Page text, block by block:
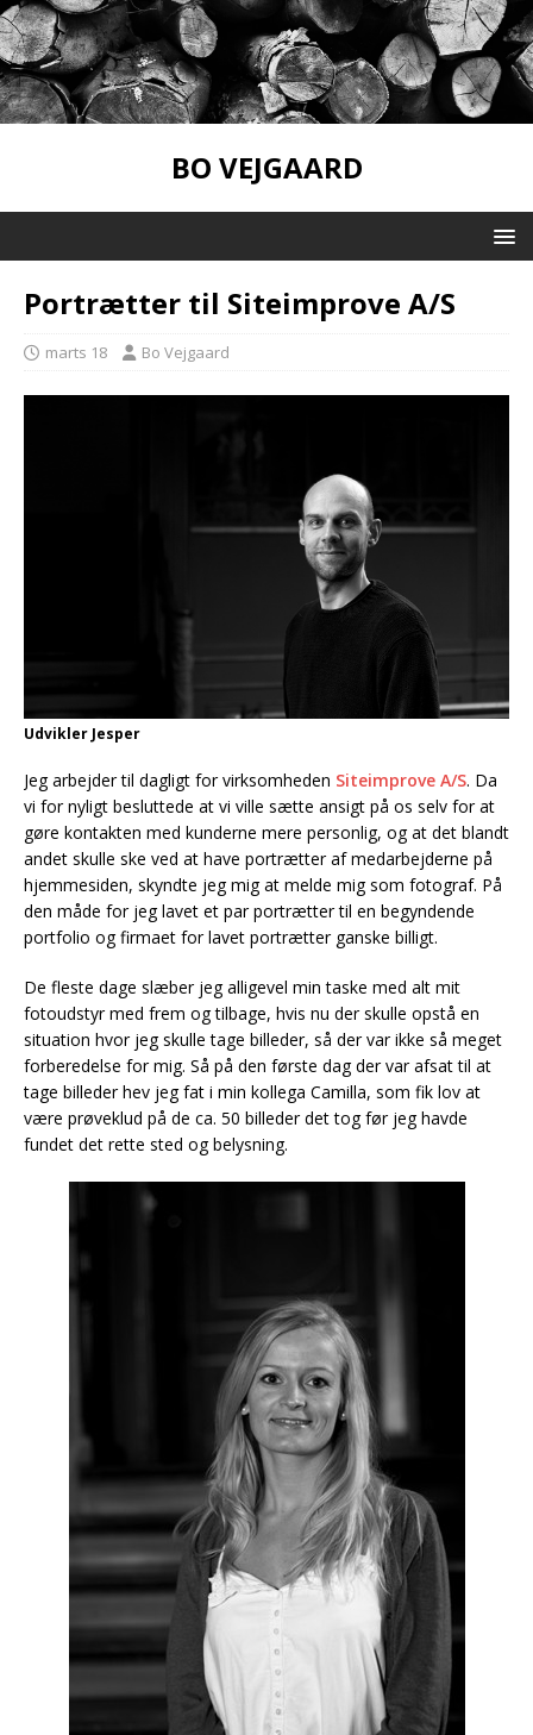
BO VEJGAARD
Portrætter til Siteimprove A/S
marts 18 Bo Vejgaard
Udvikler Jesper
Jeg arbejder til dagligt for virksomheden Siteimprove A/S. Da
vi for nyligt besluttede at vi ville sætte ansigt på os selv for at
gøre kontakten med kunderne mere personlig, og at det blandt
andet skulle ske ved at have portrætter af medarbejderne på
hjemmesiden, skyndte jeg mig at melde mig som fotograf. På
den måde for jeg lavet et par portrætter til en begyndende
portfolio og firmaet for lavet portrætter ganske billigt.
De fleste dage slæber jeg alligevel min taske med alt mit
fotoudstyr med frem og tilbage, hvis nu der skulle opstå en
situation hvor jeg skulle tage billeder, så der var ikke så meget
forberedelse for mig. Så på den første dag der var afsat til at
tage billeder hev jeg fat i min kollega Camilla, som fik lov at
være prøveklud på de ca. 50 billeder det tog før jeg havde
fundet det rette sted og belysning.